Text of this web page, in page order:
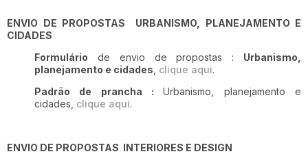
ENVIO DE PROPOSTAS URBANISMO, PLANEJAMENTO E
CIDADES
Formulário de envio de propostas : Urbanismo,
planejamento e cidades clique aqui.
Padrão de prancha :Urbanismo, planejamento e
cidades, clique aqui.
ENVIO DE PROPOSTAS INTERIORES E DESIGN